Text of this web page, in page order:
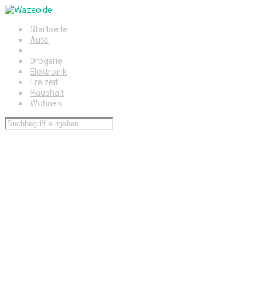
Zum
springenStartseite
Auto
Drogerie
Elektronik
Freizeit
Haushalt
Wohnen